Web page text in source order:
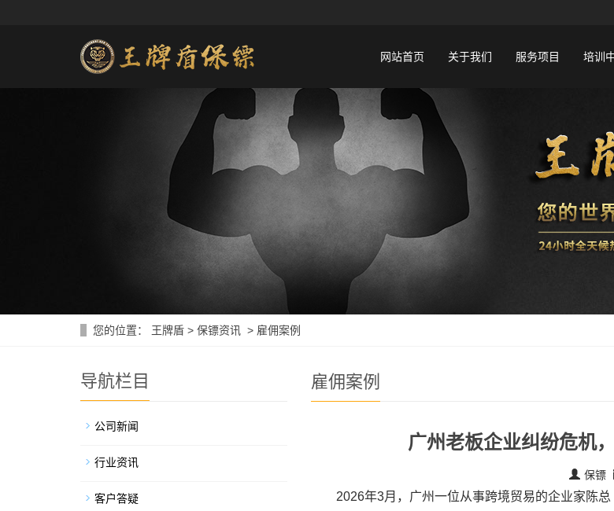
网站首页 关于我们 服务项目 培训
您的位置： 王牌盾 > 保镖资讯 > 雇佣案例
雇佣案例
广州老板企业纠纷危机
保镖
2026年3月，广州一位从事跨境贸易的企业家陈
导航栏目
公司新闻
行业资讯
客户答疑